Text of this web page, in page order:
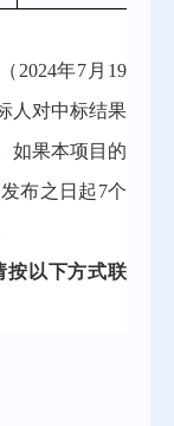
2024年7 月 19
人对中标结果
如果本项目的
布之日起7个
按以下方式联